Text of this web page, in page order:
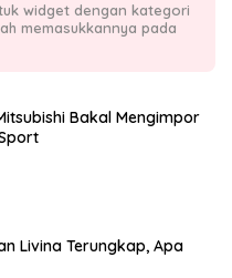
widget dengan kategori
memasukkannya pada
Bakal Mengimpor
Livina Terungkap, Apa